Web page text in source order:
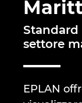
settore
EPLAN
Referenze
EPLAN Data
Contatti
Brunei
Bulgaria
Canada
Chile